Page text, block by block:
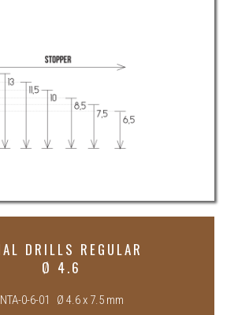
DRILLS REGULAR
Ø 4.6
NTA-0-6-01 Ø 4.6 x 7.5 mm